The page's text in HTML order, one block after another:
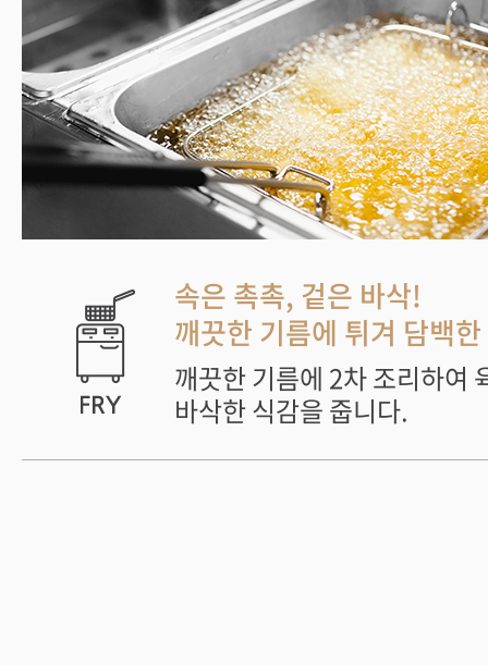
속은 촉촉, 겉은 바삭!
깨끗한 기름에 튀겨 담백
깨끗한 기름에 2차 조리하여
바삭한 식감을 줍니다.